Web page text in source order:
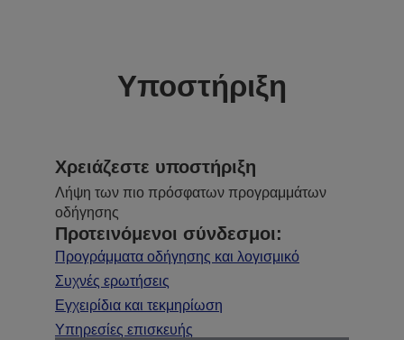
Υποστήριξη
Χρειάζεστε υποστήριξη
Λήψη των πιο πρόσφατων προγραμμάτων
οδήγησης
Προτεινόμενοι σύνδεσμοι:
Προγράμματα οδήγησης και λογισμικό
Συχνές ερωτήσεις
Εγχειρίδια και τεκμηρίωση
Υπηρεσίες επισκευής